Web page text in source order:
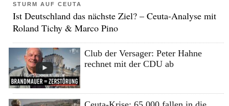
STURM AUF CEUTA
Ist Deutschland das nächste Ziel? – Ceuta-Analyse mit
Roland Tichy & Marco Pino
Club der Versager: Peter Hahne
rechnet mit der CDU ab